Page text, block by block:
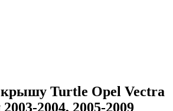
Turtle Opel Vectra
2004, 2005-2009